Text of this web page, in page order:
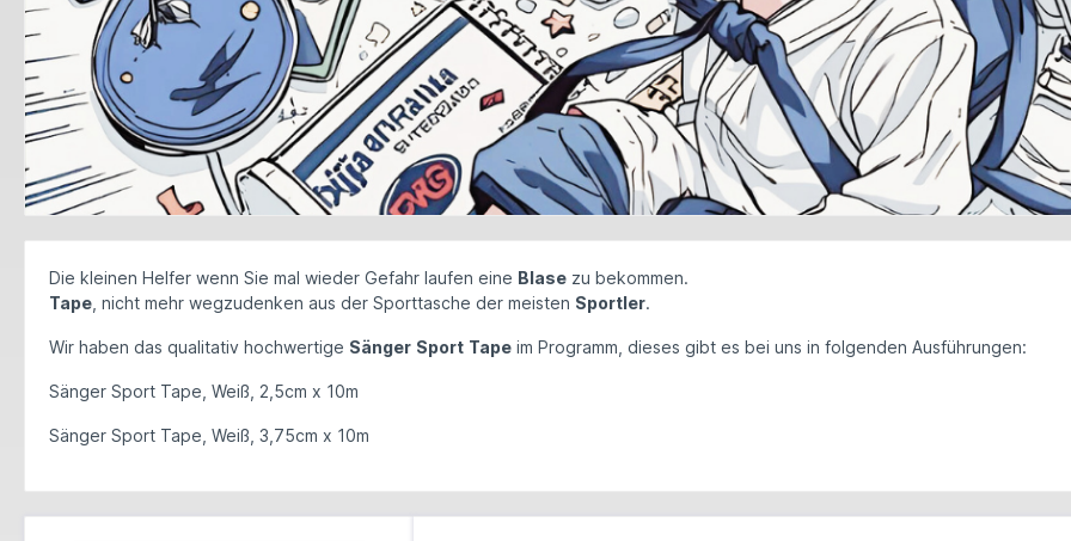
Die kleinen Helfer wenn Sie mal wieder Gefahr laufen eine Blase zu bekommen.
Tape , nicht mehr wegzudenken aus der Sporttasche der meisten Sportler.
Wir haben das qualitativ hochwertige Sänger Sport Tape im Programm, dieses gibt es bei uns in folgenden Ausführungen:
Sänger Sport Tape, Weiß, 2,5cm x 10m
Sänger Sport Tape, Weiß, 3,75cm x 10m